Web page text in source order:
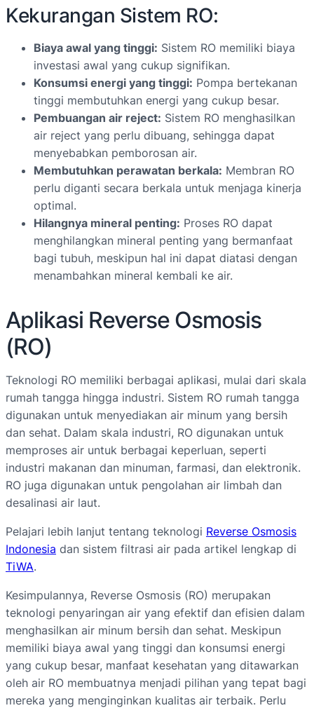
Kekurangan Sistem RO:
Biaya awal yang tinggi: Sistem RO memiliki biaya
investasi awal yang cukup signifikan.
Konsumsi energi yang tinggi: Pompa bertekanan
tinggi membutuhkan energi yang cukup besar.
Pembuangan air reject: Sistem RO menghasilkan
air reject yang perlu dibuang, sehingga dapat
menyebabkan pemborosan air.
Membutuhkan perawatan berkala: Membran RO
perlu diganti secara berkala untuk menjaga kinerja
optimal.
Hilangnya mineral penting: Proses RO dapat
menghilangkan mineral penting yang bermanfaat
bagi tubuh, meskipun hal ini dapat diatasi dengan
menambahkan mineral kembali ke air.
Aplikasi Reverse Osmosis
(RO)
Teknologi RO memiliki berbagai aplikasi, mulai dari skala
rumah tangga hingga industri. Sistem RO rumah tangga
digunakan untuk menyediakan air minum yang bersih
dan sehat. Dalam skala industri, RO digunakan untuk
memproses air untuk berbagai keperluan, seperti
industri makanan dan minuman, farmasi, dan elektronik.
RO juga digunakan untuk pengolahan air limbah dan
desalinasi air laut.
Pelajari lebih lanjut tentang teknologi Reverse Osmosis
Indonesia dan sistem filtrasi air pada artikel lengkap di
TiWA.
Kesimpulannya, Reverse Osmosis (RO) merupakan
teknologi penyaringan air yang efektif dan efisien dalam
menghasilkan air minum bersih dan sehat. Meskipun
memiliki biaya awal yang tinggi dan konsumsi energi
yang cukup besar, manfaat kesehatan yang ditawarkan
oleh air RO membuatnya menjadi pilihan yang tepat bagi
mereka yang menginginkan kualitas air terbaik. Perlu